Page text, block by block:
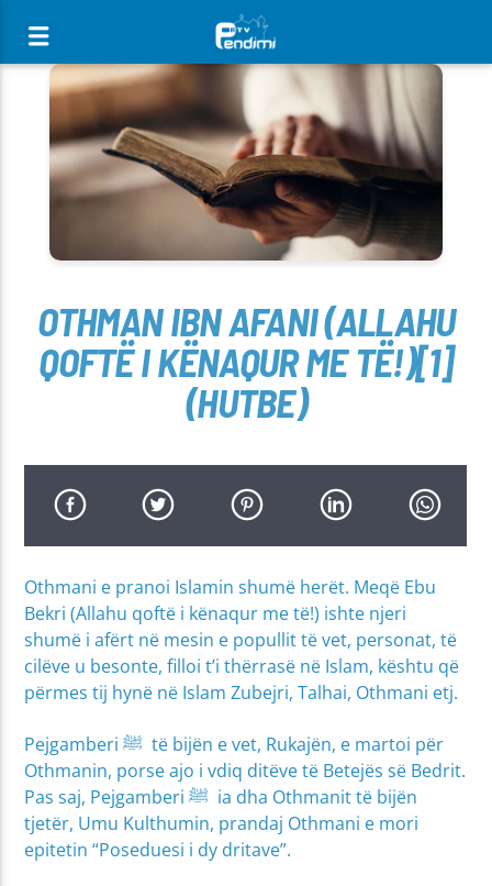
[There are no radio stations in the database]
OTHMAN IBN AFANI (ALLAHU
QOFTË I KËNAQUR ME TË‎‎!)[1]
(HUTBE)
Othmani e pranoi Islamin shumë herët. Meqë Ebu
Bekri (Allahu qoftë i kënaqur me të!‎‎) ishte njeri
shumë i afërt në mesin e popullit të vet, personat, të
cilëve u besonte, filloi t’i thërrasë në Islam, kështu që
përmes tij hynë në Islam Zubejri, Talhai, Othmani etj.
Pejgamberi ﷺ të bijën e vet, Rukajën, e martoi për
Othmanin, porse ajo i vdiq ditëve të Betejës së Bedrit.
Pas saj, Pejgamberi ﷺ ia dha Othmanit të bijën
tjetër, Umu Kulthumin, prandaj Othmani e mori
epitetin “Poseduesi i dy dritave”.